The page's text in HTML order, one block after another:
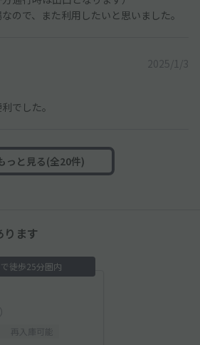
ので、また利用したいと思いました。
2025/1/3
でした。
っと見る(全20件)
ります
徒歩25分圏内